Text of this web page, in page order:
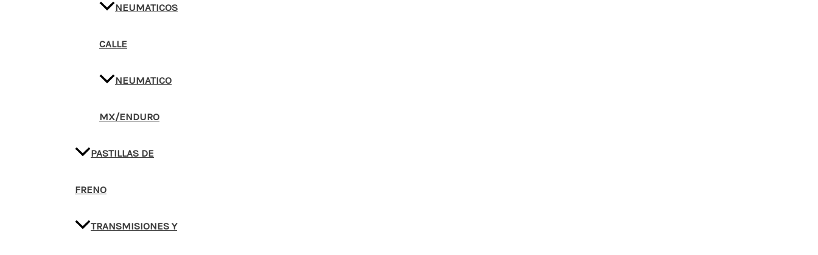
NEUMATICOS
CALLE
NEUMATICO
MX/ENDURO
PASTILLAS DE
FRENO
TRANSMISIONES Y